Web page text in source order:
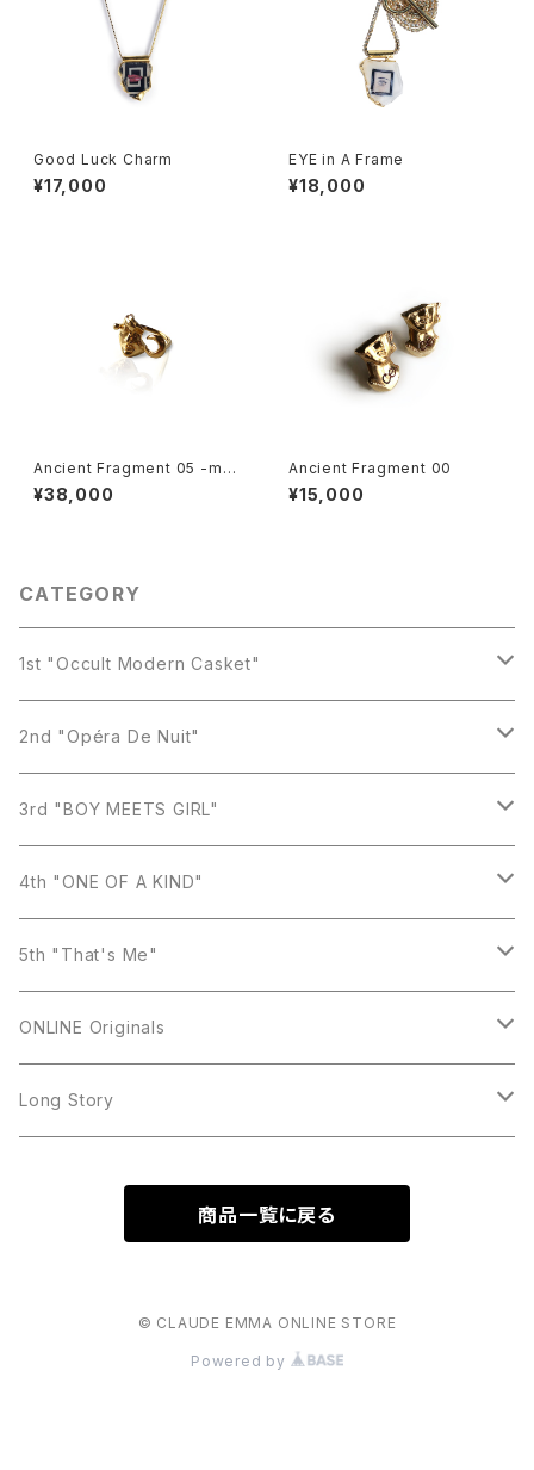
Good Luck Charm
¥17,000
EYE in A Frame
¥18,000
Ancient Fragment 05 -moo
n-
¥38,000
Ancient Fragment 00
¥15,000
CATEGORY
1st "Occult Modern Casket"
Earring
Necklace
Ring
Bracelet
2nd "Opéra De Nuit"
Earring
Necklace
Ring
Bracelet
Brooch
3rd "BOY MEETS GIRL"
Earring
Necklace
Ring
Bracelet
4th "ONE OF A KIND"
Earring
Necklace
Ring
5th "That's Me"
Earring
Necklace
ONLINE Originals
Earring
Long Story
商品一覧に戻る
© CLAUDE EMMA ONLINE STORE
Powered by